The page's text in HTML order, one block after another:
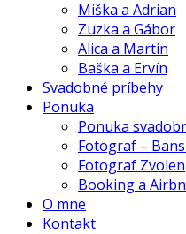
Miška a Adrian
Zuzka a Gábor
Alica a Martin
Baška a Ervín
Svadobné príbehy
Ponuka
Ponuka
Fotograf –
Fotograf Zvolen
Booking a
O mne
Kontakt